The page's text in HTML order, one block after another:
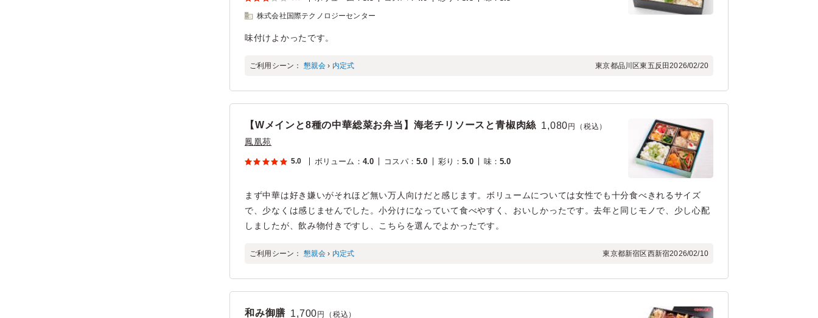
株式会社国際テクノロジーセンター
味付けよかったです。
ご利用シーン： 懇親会 › 内定式 東京都品川区東五反田2026/02/20
【Wメインと8種の中華総菜お弁当】海老チリソースと青椒肉絲 1,080 円（税込）
鳳凰苑
5.0 ボリューム ： 4.0 コスパ： 5.0 彩り ：5.0 味：5.0
まず中華は好き嫌いがそれほど無い万人向けだと感じます。ボリュームについては女性でも十分食べきれるサイズ
で、少なくは感じませんでした。小分けになっていて食べやすく、おいしかったです。去年と同じモノで、少し心配
しましたが、飲み物付きですし、こちらを選んでよかったです。
ご利用シーン： 懇親会 › 内定式 東京都新宿区西新宿2026/02/10
和み御膳 1,700 円（税込）